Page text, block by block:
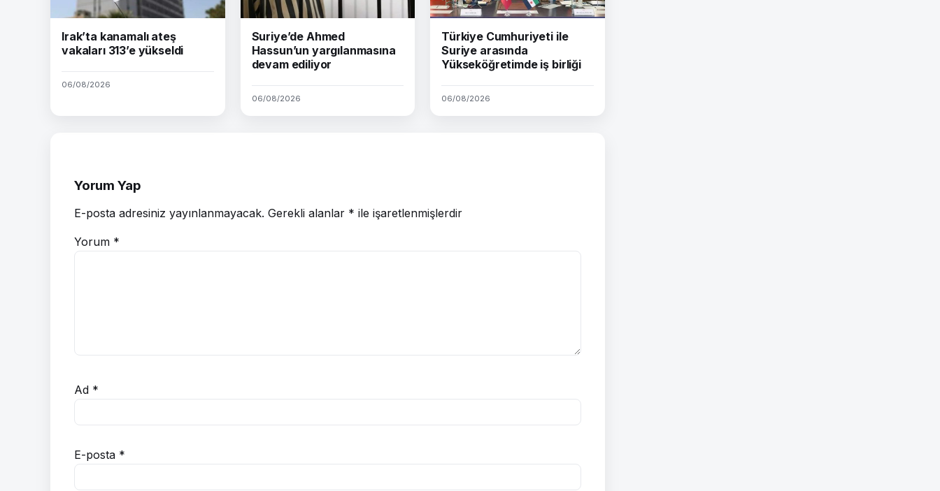
Irak’ta kanamalı ateş
vakaları 313’e yükseldi
06/08/2026
Suriye’de Ahmed
Hassun’un yargılanmasına
devam ediliyor
06/08/2026
Türkiye Cumhuriyeti ile
Suriye arasında
Yükseköğretimde iş birliği
06/08/2026
Yorum Yap
E-posta adresiniz yayınlanmayacak. Gerekli alanlar * ile işaretlenmişlerdir
Yorum *
Ad *
E-posta *